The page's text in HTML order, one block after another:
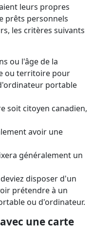
leurs propres
prêts personnels
les critères suivants
ou l'âge de la
ou territoire pour
portable
soit citoyen canadien,
avoir une
généralement un
disposer d'un
prétendre à un
ou d'ordinateur.
une carte